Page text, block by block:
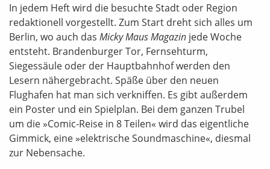
In jedem Heft wird die besuchte Stadt oder Region
redaktionell vorgestellt. Zum Start dreht sich alles um
Berlin, wo auch das Micky Maus Magazin jede Woche
entsteht. Brandenburger Tor, Fernsehturm,
Siegessäule oder der Hauptbahnhof werden den
Lesern nähergebracht. Späße über den neuen
Flughafen hat man sich verkniffen. Es gibt außerdem
ein Poster und ein Spielplan. Bei dem ganzen Trubel
um die »Comic-Reise in 8 Teilen« wird das eigentliche
Gimmick, eine »elektrische Soundmaschine«, diesmal
zur Nebensache.